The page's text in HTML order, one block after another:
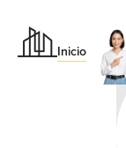
Inicio